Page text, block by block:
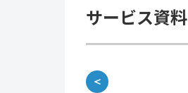
サービス資料
＜